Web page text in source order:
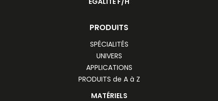
PRODUITS
SPÉCIALITÉS
UNIVERS
APPLICATIONS
PRODUITS de A à Z
MATÉRIELS